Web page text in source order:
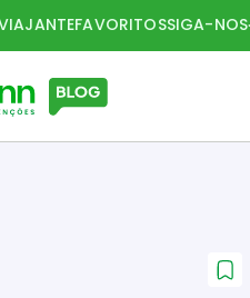
FAVORITOSSIGA-NOS